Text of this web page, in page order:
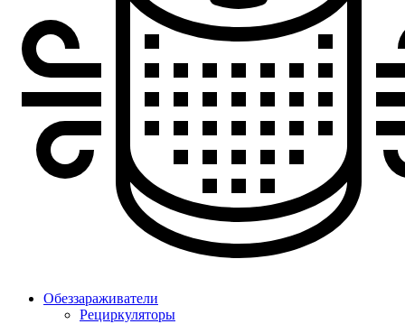
Обеззараживатели
Рециркуляторы